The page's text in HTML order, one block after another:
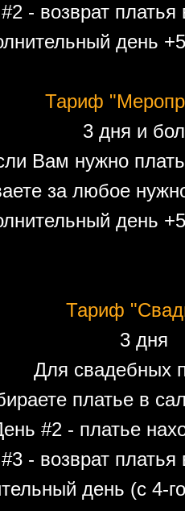
- возврат
день
Тариф
3 дня и
Вам нужно
за любое
день
Тариф
3 дня
Для свадебных
платье в
#2 - платье
- возврат
день (с 4-